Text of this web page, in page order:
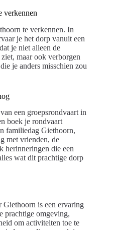
verkennen
te verkennen. In
je het dorp vanuit een
je niet alleen de
maar ook verborgen
je anders misschien zou
een groepsrondvaart in
boek je rondvaart
familiedag Giethoorn,
met vrienden, de
herinneringen die een
wat dit prachtige dorp
Giethoorn is een ervaring
prachtige omgeving,
om activiteiten toe te